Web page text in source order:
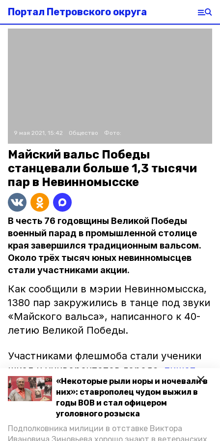
«Некоторые рыли норы и ночевали в
них»: ставрополец чудом выжил в
годы ВОВ и стал офицером
уголовного розыска
Подполковника милиции в отставке Виктора
Портал Петровского округа
9 мая 2021, 15:42 Общество Фото:
Майский вальс Победы
станцевали больше 1,3 тысячи
пар в Невинномысске
В честь 76 годовщины Великой Победы
военный парад в промышленной столице
края завершился традиционным вальсом.
Около трёх тысяч юных невинномысцев
стали участниками акции.
Как сообщили в мэрии Невинномысска,
1380 пар закружились в танце под звуки
«Майского вальса», написанного к 40-
летию Великой Победы.
Участниками флешмоба стали ученики
школ и университетов города, пишет
информационное агентство
«Победа26». В завершении акции в
небо выпустили сотни голубых шаров,
которые стали символом мира.